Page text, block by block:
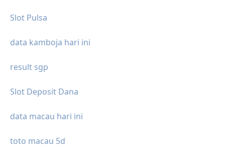
Slot Pulsa
data kamboja hari ini
result sgp
Slot Deposit Dana
data macau hari ini
toto macau 5d